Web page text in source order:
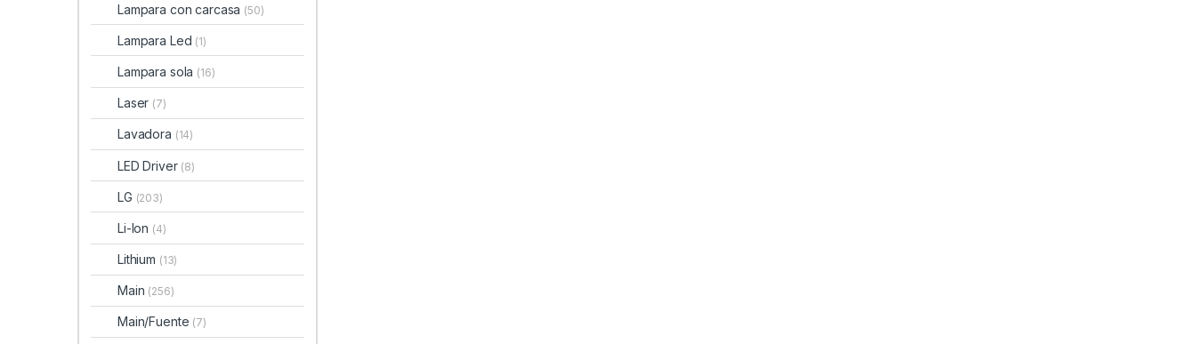
Lampara con carcasa (50)
Lampara Led (1)
Lampara sola (16)
Laser (7)
Lavadora (14)
LED Driver (8)
LG (203)
Li-Ion (4)
Lithium (13)
Main (256)
Main/Fuente (7)